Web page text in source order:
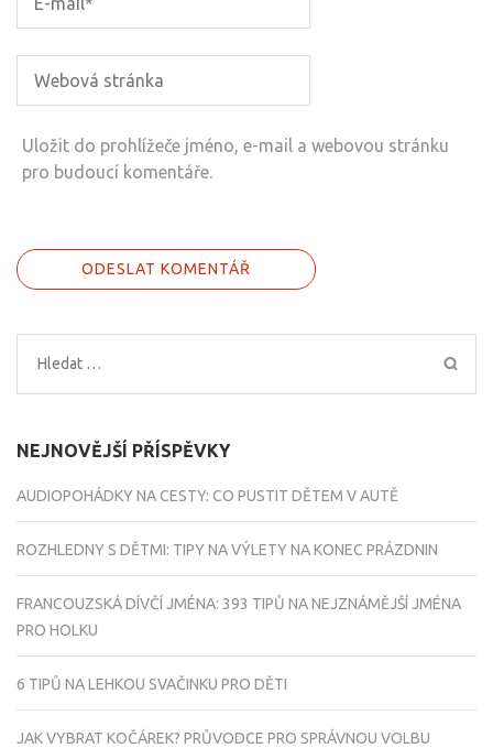
Uložit do prohlížeče jméno, e-mail a webovou stránku
pro budoucí komentáře.
Vyhledávání
NEJNOVĚJŠÍ PŘÍSPĚVKY
AUDIOPOHÁDKY NA CESTY: CO PUSTIT DĚTEM V AUTĚ
ROZHLEDNY S DĚTMI: TIPY NA VÝLETY NA KONEC PRÁZDNIN
FRANCOUZSKÁ DÍVČÍ JMÉNA: 393 TIPŮ NA NEJZNÁMĚJŠÍ JMÉNA
PRO HOLKU
6 TIPŮ NA LEHKOU SVAČINKU PRO DĚTI
JAK VYBRAT KOČÁREK? PRŮVODCE PRO SPRÁVNOU VOLBU